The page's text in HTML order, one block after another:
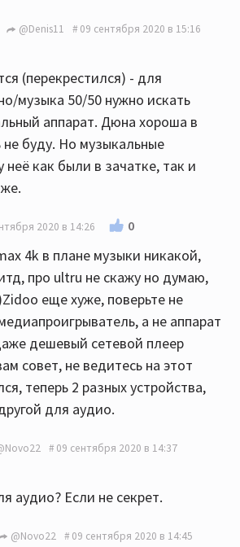
@Denis11 09 сентября 2020 в 15:16
(перекрестился) - для
музыка 50/50 нужно искать
аппарат. Дюна хороша в
не буду. Но музыкальные
неё как были в зачатке, так и
2020 в 14:26 0
4k в плане музыки никакой,
про ultru не скажу но думаю,
еще хуже, поверьте не
а не аппарат
дешевый сетевой плеер
совет, не ведитесь на этот
теперь 2 разных устройства,
для аудио.
09 сентября 2020 в 14:37
аудио? Если не секрет.
@Novo22 09 сентября 2020 в 14:45